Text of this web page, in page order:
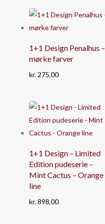
1+1 Design Penalhus –
mørke farver
kr.275,00
1+1 Design – Limited
Edition pudeserie –
Mint Cactus – Orange
line
kr.898,00